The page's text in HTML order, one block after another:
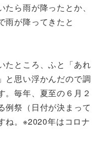
ら雨が降ったとか、
雨が降ってきたと
たところ、ふと「あれ
と思い浮かんだので調
。毎年、夏至の６月２
例祭（日付が決まって
ね。※2020年はコロナ